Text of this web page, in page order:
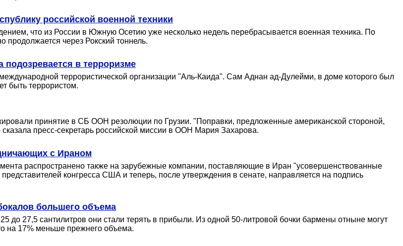
российской военной техники
что из России в Южную Осетию уже несколько недель перебрасывается военная техника. По
продолжается через Рокский тоннель.
в терроризме
террористической организации "Аль-Каида". Сам Аднан ад-Дулейми, в доме которого был
быть террористом.
принятие в СБ ООН резолюции по Грузии. "Поправки, предложенные американской стороной,
пресс-секретарь российской миссии в ООН Мария Захарова.
с Ираном
распространено также на зарубежные компании, поставляющие в Иран "усовершенствованные
конгресса США и теперь, после утверждения в сенате, направляется на подпись
большего объема
до 27,5 сантилитров они стали терять в прибыли. Из одной 50-литровой бочки бармены отныне могут
на 17% меньше прежнего объема.